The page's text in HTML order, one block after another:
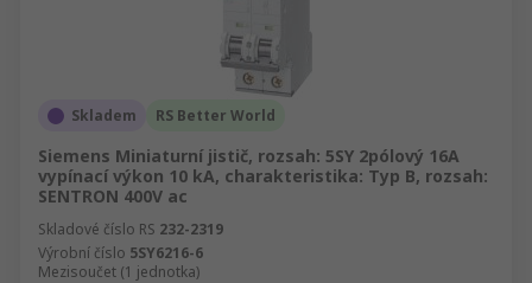
Skladem RS Better World
Siemens Miniaturní jistič, rozsah: 5SY 2pólový 16A
vypínací výkon 10 kA, charakteristika: Typ B, rozsah:
SENTRON 400V ac
Skladové číslo RS 232-2319
Výrobní číslo 5SY6216-6
Mezisoučet (1 jednotka)